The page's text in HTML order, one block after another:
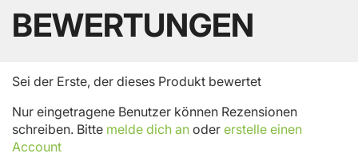
BEWERTUNGEN
Sei der Erste, der dieses Produkt bewertet
Nur eingetragene Benutzer können Rezensionen
schreiben. Bitte melde dich an oder erstelle einen
Account